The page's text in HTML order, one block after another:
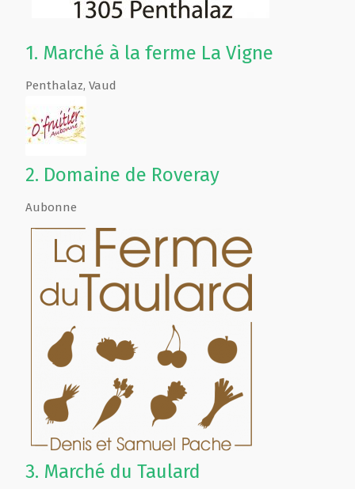
1. Marché à la ferme La Vigne
Penthalaz, Vaud
2. Domaine de Roveray
Aubonne
3. Marché du Taulard